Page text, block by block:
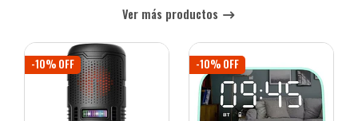
Ver más productos
-10% OFF -10% OFF